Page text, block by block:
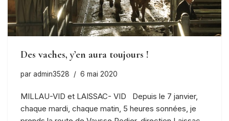
Des vaches, y’en aura toujours !
par admin3528 6 mai 2020
MILLAU-VID et LAISSAC- VID Depuis le 7 janvier,
chaque mardi, chaque matin, 5 heures sonnées, je